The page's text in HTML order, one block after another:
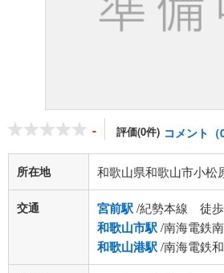
- 評価(0件) コメント（
所在地 和歌山県和歌山市小松
交通 宮前駅/紀勢本線 徒
和歌山市駅/南海電鉄
和歌山港駅/南海電鉄